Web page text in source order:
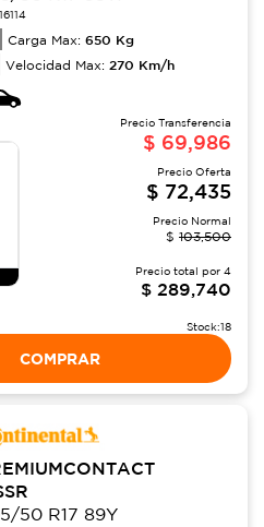
16114
Carga Max: 650 Kg
Velocidad Max: 270 Km/h
Precio Transferencia
$ 69,986
Precio Oferta
$ 72,435
Precio Normal
$ 103,500
Precio total por 4
$ 289,740
Stock:18
COMPRAR
50 R17 89Y